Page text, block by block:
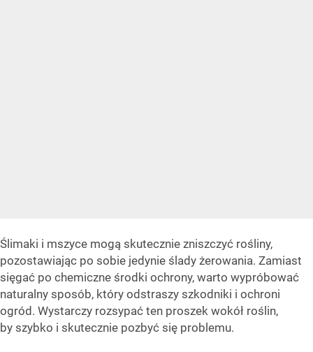
Ślimaki i mszyce mogą skutecznie zniszczyć rośliny,
pozostawiając po sobie jedynie ślady żerowania. Zamiast
sięgać po chemiczne środki ochrony, warto wypróbować
naturalny sposób, który odstraszy szkodniki i ochroni
ogród. Wystarczy rozsypać ten proszek wokół roślin,
by szybko i skutecznie pozbyć się problemu.